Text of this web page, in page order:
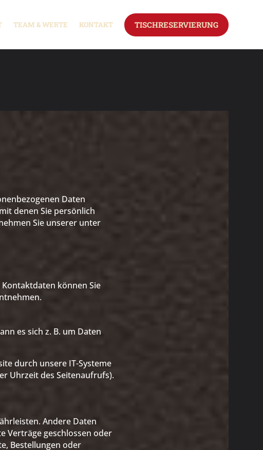
TEAM & WERTE KONTAKT TISCHRESERVIERUNG
Daten
denen Sie persönlich
Sie unserer unter
können Sie
es sich z. B. um Daten
durch unsere IT-Systeme
Uhrzeit des Seitenaufrufs).
Andere Daten
Verträge geschlossen oder
Bestellungen oder